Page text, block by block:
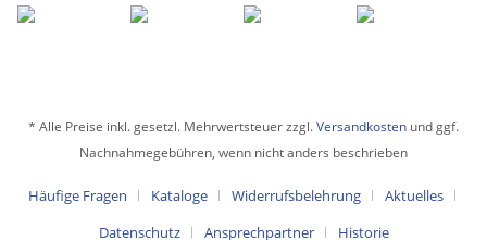
* Alle Preise inkl. gesetzl. Mehrwertsteuer zzgl.Versandkosten und ggf.
Nachnahmegebühren, wenn nicht anders beschrieben
Häufige Fragen Kataloge Widerrufsbelehrung
Aktuelles
Datenschutz
Ansprechpartner Historie